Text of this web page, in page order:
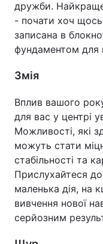
дружби.
- почати хоч щось
записана в
фундаментом для
Змія
Вплив вашого
для вас у центрі
Можливості, які
можуть стати
стабільності та
Прислухайтеся до
маленька дія, на
вивчення нової
серйозним